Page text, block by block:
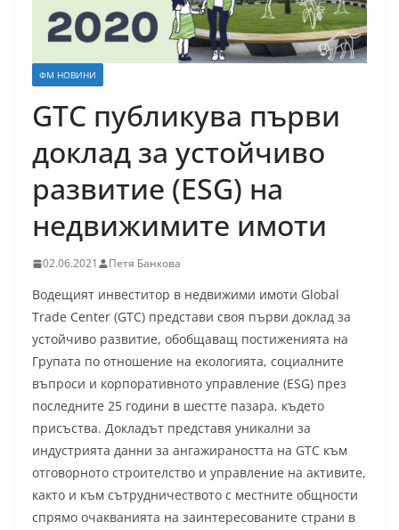
ФМ НОВИНИ
GTC публикува първи
доклад за устойчиво
развитие (ESG) на
недвижимите имоти
02.06.2021 Петя Банкова
Водещият инвеститор в недвижими имоти Global
Trade Center (GTC) представи своя първи доклад за
устойчиво развитие, обобщаващ постиженията на
Групата по отношение на екологията, социалните
въпроси и корпоративното управление (ESG) през
последните 25 години в шестте пазара, където
присъства. Докладът представя уникални за
индустрията данни за ангажираността на GTC към
отговорното строителство и управление на активите,
както и към сътрудничеството с местните общности
спрямо очакванията на заинтересованите страни в